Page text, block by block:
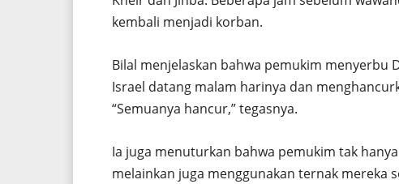
kembali menjadi korban.
Bilal menjelaskan bahwa pemukim menyerbu
Israel datang malam harinya dan
“Semuanya hancur,” tegasnya.
Ia juga menuturkan bahwa pemukim tak
melainkan juga menggunakan ternak mereka